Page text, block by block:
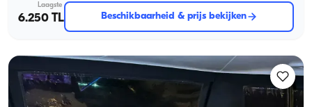
Laagste
6.250 TL Beschikbaarheid & prijs bekijken